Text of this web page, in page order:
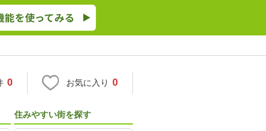
0 お気に入り 0
住みやすい街を探す